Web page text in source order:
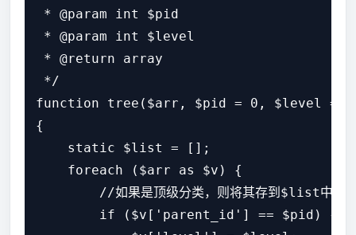
* @param int $pid
* @param int $level
* @return array
*/
function tree($arr, $pid = 0, $level =
{
    static $list = [];
    foreach ($arr as $v) {
//如果是顶级分类，则将其存到$list中，
        if ($v['parent_id'] == $pid) {